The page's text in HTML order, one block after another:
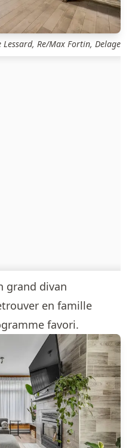
Lessard, Re/Max Fortin, Delage
grand divan
en famille
favori.